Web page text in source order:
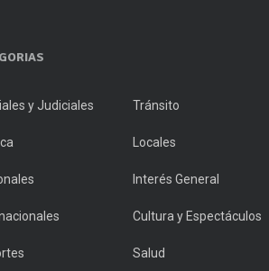
y Judiciales Tránsito
Locales
Interés General
Cultura y Espectáculos
Salud